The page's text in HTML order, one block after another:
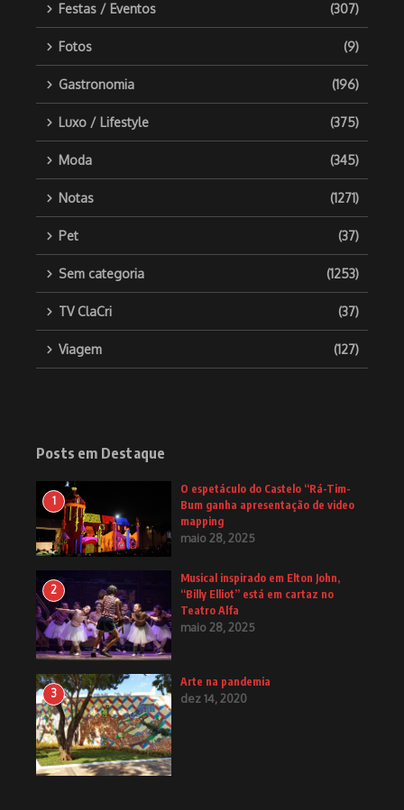
Festas / Eventos (307)
Fotos (9)
Gastronomia (196)
Luxo / Lifestyle (375)
Moda (345)
Notas (1271)
Pet (37)
Sem categoria (1253)
TV ClaCri (37)
Viagem (127)
Posts em Destaque
1
O espetáculo do Castelo “Rá-Tim-
Bum ganha apresentação de video
mapping
maio 28, 2025
2
Musical inspirado em Elton John,
“Billy Elliot” está em cartaz no
Teatro Alfa
maio 28, 2025
3
Arte na pandemia
dez 14, 2020